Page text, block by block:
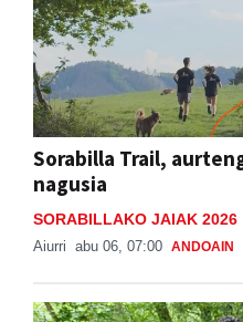
Sorabilla Trail,
nagusia
SORABILLAKO JAIAK 2026
Aiurri abu 06, 07:00 ANDOAIN